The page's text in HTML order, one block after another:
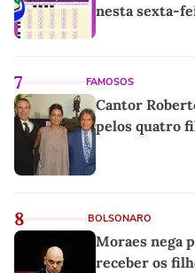
nesta sexta-
7 FAMOSOS
Cantor
pelos quatro
8 BOLSONARO
Moraes nega
receber os